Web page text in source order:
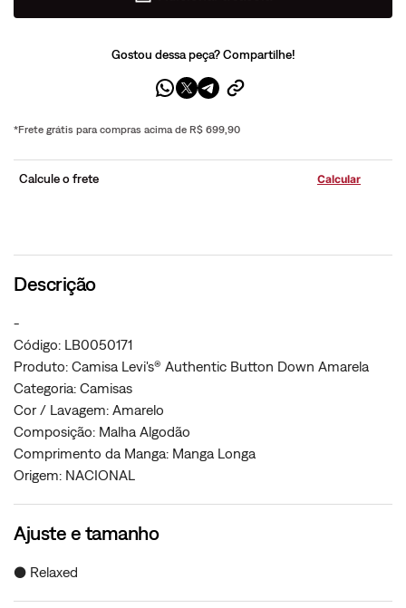
Gostou dessa peça? Compartilhe!
*Frete grátis para compras acima de R$ 699,90
Calcule o frete
Descrição
-
Código: LB0050171
Produto: Camisa Levi's® Authentic Button Down Amarela
Categoria: Camisas
Cor / Lavagem: Amarelo
Composição: Malha Algodão
Comprimento da Manga: Manga Longa
Origem: NACIONAL
Ajuste e tamanho
● Relaxed